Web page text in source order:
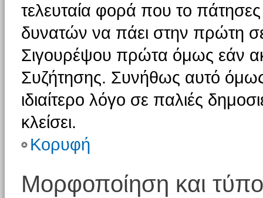
τελευταία φορά που το πάτησες
δυνατών να πάει στην πρώτη
Σιγουρέψου πρώτα όμως εάν
Συζήτησης. Συνήθως αυτό όμως
ιδιαίτερο λόγο σε παλιές
κλείσει.
Κορυφή
Μορφοποίηση και